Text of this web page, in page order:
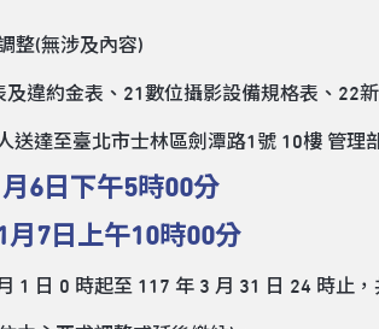
整(無涉及內容)
違約金表、21數位攝影設備規格表、22
送達至臺北市士林區劍潭路1號 10樓 管理
6日下午5時00分
月7日上午10時00分
1 日 0 時起至 117 年 3 月 31 日 24 時止
信箱
送出